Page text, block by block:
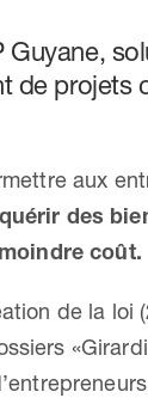
Guyane,
de projets
aux
des
coût.
de la loi